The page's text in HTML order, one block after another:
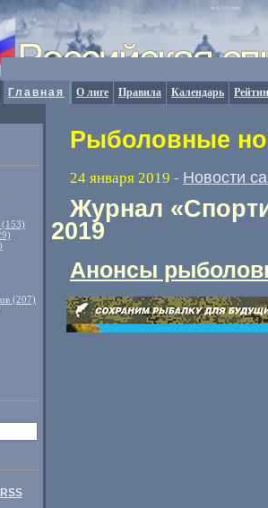
Главная О лиге Правила Календарь
(153)
(207)
Рыболовные
24 января 2019 - Новости
Журнал
2019
Анонсы